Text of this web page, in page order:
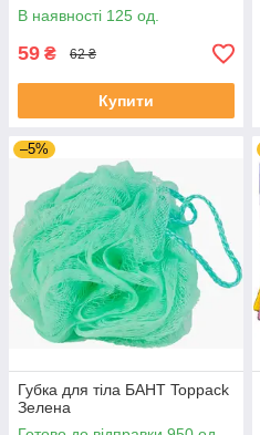
В наявності 125 од.
59 ₴ 62 ₴
Купити
–5%
Губка для тіла БАНТ Toppack
Зелена